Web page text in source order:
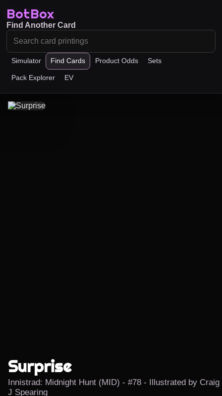
BotBox
Simulator Find Cards Product Odds Sets
Pack Explorer EV
Find Another Card
Surprise
Innistrad: Midnight Hunt (MID) - #78 - Illustrated by Craig
J Spearing